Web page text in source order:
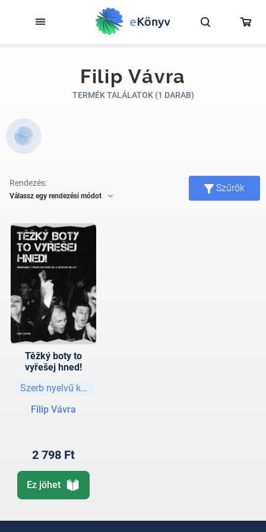
Filip Vávra
TERMÉK TALÁLATOK (1 DARAB)
Rendezés:
Válassz egy rendezési módot
Szűrők
Těžký boty to
vyřešej hned!
Szerb nyelvű könyvek
Filip Vávra
2 798 Ft
Ez jöhet